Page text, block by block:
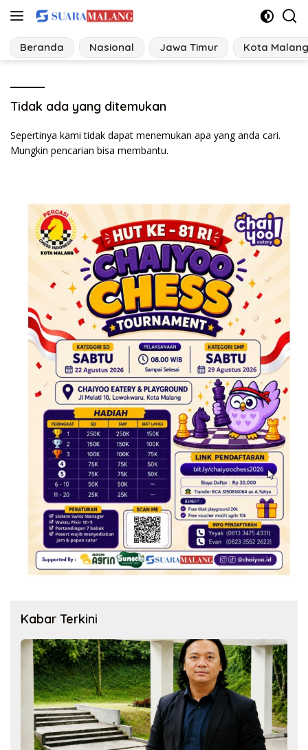
Langsung
konten
Beranda Nasional Jawa Timur Kota Malang
Tidak ada yang ditemukan
Sepertinya kami tidak dapat menemukan apa yang anda cari.
Mungkin pencarian bisa membantu.
Kabar Terkini